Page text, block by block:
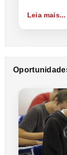
Leia mais...